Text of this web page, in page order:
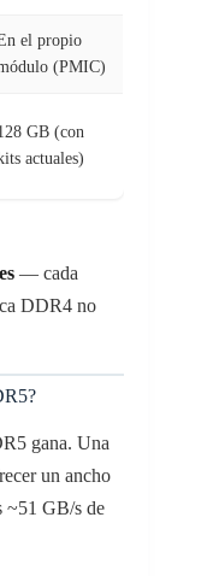
el propio
(PMIC)
GB (con
actuales)
— cada
DDR4 no
gana. Una
un ancho
~51 GB/s de